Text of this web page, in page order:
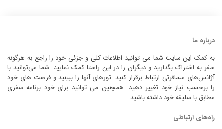
درباره ما
به کمک این سایت شما می توانید اطلاعات کلی و جزئی خود را راجع به هرگونه
سفر به اشتراک بگذارید و دیگران را در این راستا کمک نمایید. شما می‌توانید با
آژانس‌های مسافرتی ارتباط برقرار کنید. تورهای آنها را ببینید و فرصت های خود
را برحسب نیاز خود تغییر دهید. همچنین می توانید برای خود برنامه سفری
مطابق با سلیقه خود داشته باشید.
راه‌های ارتباطی